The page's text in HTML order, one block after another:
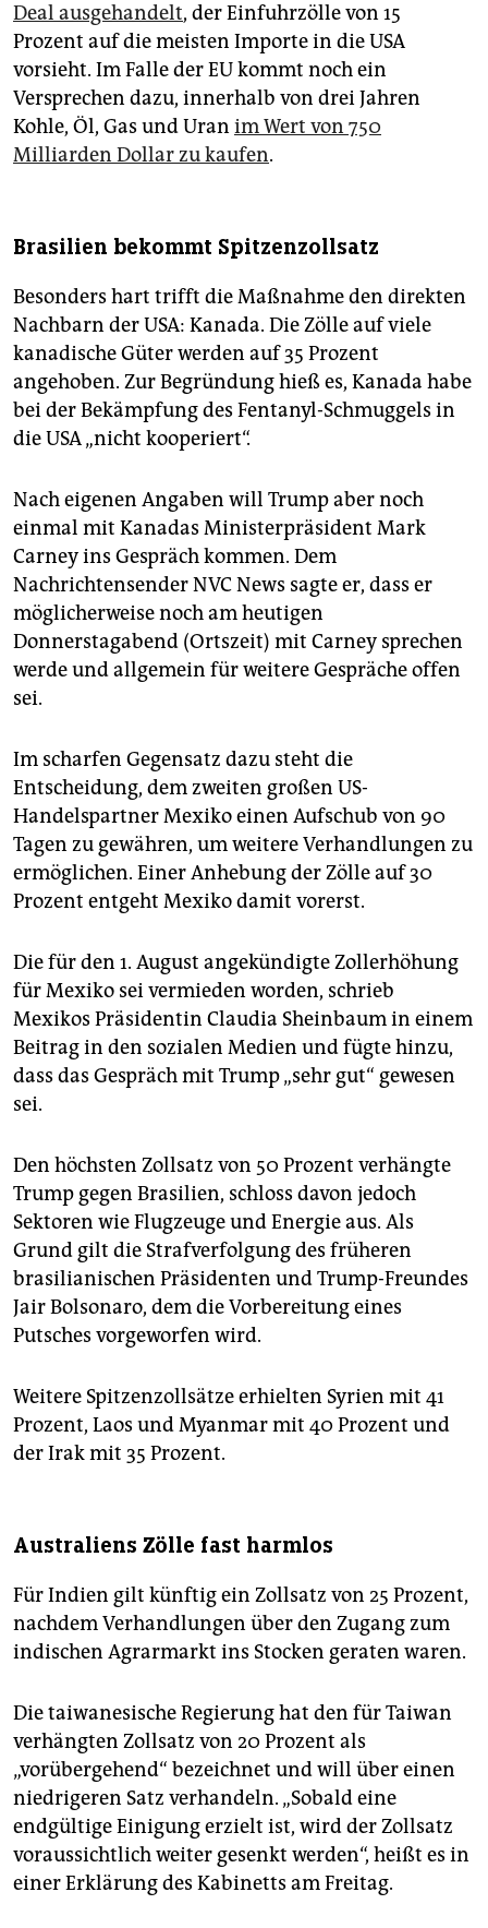
Deal ausgehandelt, der Einfuhrzölle von 15
Prozent auf die meisten Importe in die USA
vorsieht. Im Falle der EU kommt noch ein
Versprechen dazu, innerhalb von drei Jahren
Kohle, Öl, Gas und Uran im Wert von 750
Milliarden Dollar zu kaufen.
Brasilien bekommt Spitzenzollsatz
Besonders hart trifft die Maßnahme den direkten
Nachbarn der USA: Kanada. Die Zölle auf viele
kanadische Güter werden auf 35 Prozent
angehoben. Zur Begründung hieß es, Kanada habe
bei der Bekämpfung des Fentanyl-Schmuggels in
die USA „nicht kooperiert“.
Nach eigenen Angaben will Trump aber noch
einmal mit Kanadas Ministerpräsident Mark
Carney ins Gespräch kommen. Dem
Nachrichtensender NVC News sagte er, dass er
möglicherweise noch am heutigen
Donnerstagabend (Ortszeit) mit Carney sprechen
werde und allgemein für weitere Gespräche offen
sei.
Im scharfen Gegensatz dazu steht die
Entscheidung, dem zweiten großen US-
Handelspartner Mexiko einen Aufschub von 90
Tagen zu gewähren, um weitere Verhandlungen zu
ermöglichen. Einer Anhebung der Zölle auf 30
Prozent entgeht Mexiko damit vorerst.
Die für den 1. August angekündigte Zollerhöhung
für Mexiko sei vermieden worden, schrieb
Mexikos Präsidentin Claudia Sheinbaum in einem
Beitrag in den sozialen Medien und fügte hinzu,
dass das Gespräch mit Trump „sehr gut“ gewesen
sei.
Den höchsten Zollsatz von 50 Prozent verhängte
Trump gegen Brasilien, schloss davon jedoch
Sektoren wie Flugzeuge und Energie aus. Als
Grund gilt die Strafverfolgung des früheren
brasilianischen Präsidenten und Trump-Freundes
Jair Bolsonaro, dem die Vorbereitung eines
Putsches vorgeworfen wird.
Weitere Spitzenzollsätze erhielten Syrien mit 41
Prozent, Laos und Myanmar mit 40 Prozent und
der Irak mit 35 Prozent.
Australiens Zölle fast harmlos
Für Indien gilt künftig ein Zollsatz von 25 Prozent,
nachdem Verhandlungen über den Zugang zum
indischen Agrarmarkt ins Stocken geraten waren.
Die taiwanesische Regierung hat den für Taiwan
verhängten Zollsatz von 20 Prozent als
„vorübergehend“ bezeichnet und will über einen
niedrigeren Satz verhandeln. „Sobald eine
endgültige Einigung erzielt ist, wird der Zollsatz
voraussichtlich weiter gesenkt werden“, heißt es in
einer Erklärung des Kabinetts am Freitag.